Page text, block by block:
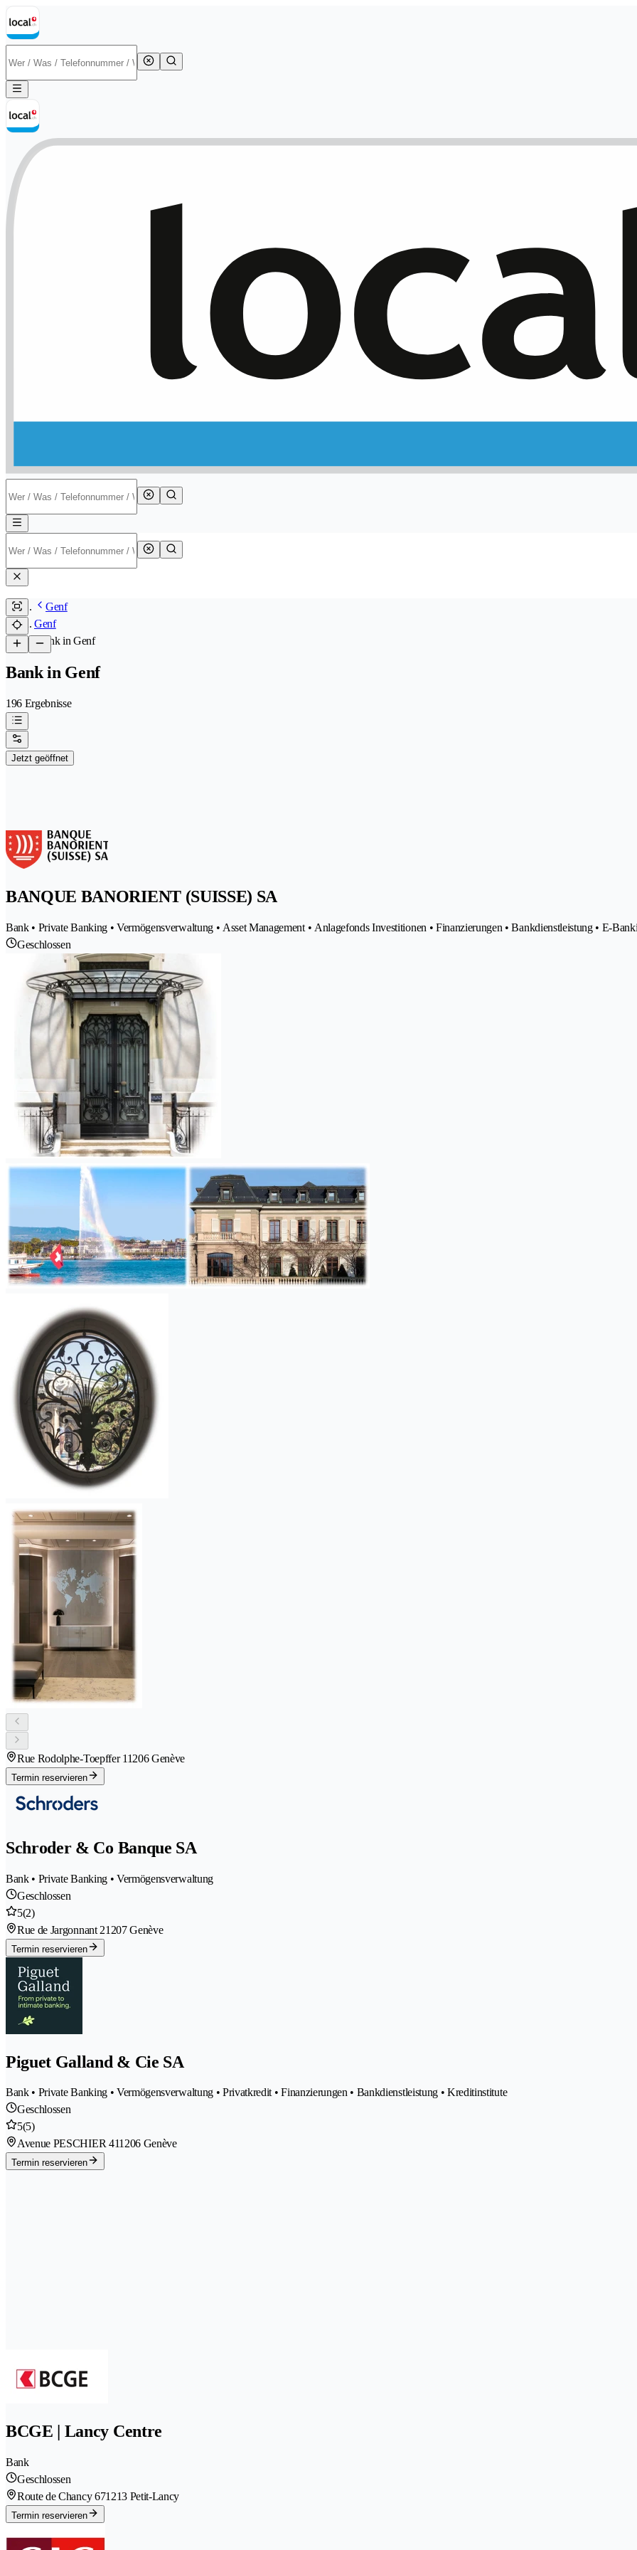
Genf
Genf
/Bank in Genf
Bank in Genf
196 Ergebnisse
Jetzt geöffnet
BANQUE BANORIENT (SUISSE) SA
Bank • Private Banking • Vermögensverwaltung • Asset Management • Anlagefonds Investitionen • Finanzierungen • Bankdienstleistung • E-
Geschlossen
Rue Rodolphe-Toepffer 11206 Genève
Termin reservieren
Schroder & Co Banque SA
Bank • Private Banking • Vermögensverwaltung
Geschlossen
5(2)
Rue de Jargonnant 21207 Genève
Termin reservieren
Piguet Galland & Cie SA
Bank • Private Banking • Vermögensverwaltung • Privatkredit • Finanzierungen • Bankdienstleistung • Kreditinstitute
Geschlossen
5(5)
Avenue PESCHIER 411206 Genève
Termin reservieren
BCGE | Lancy Centre
Bank
Geschlossen
Route de Chancy 671213 Petit-Lancy
Termin reservieren